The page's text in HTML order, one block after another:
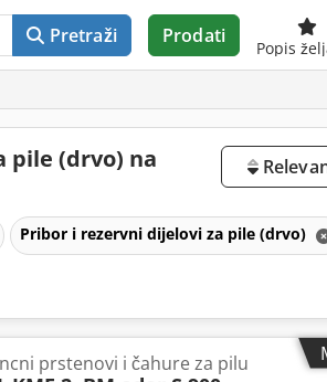
Pretraži Prodati
Popis
pile (drvo) na
Pribor i rezervni dijelovi za pile (drvo)
prstenovi i čahure za pilu